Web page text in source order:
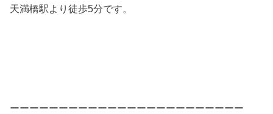
天満橋駅より徒歩5分です。
ーーーーーーーーーーーーーーーーーーーーーーーー